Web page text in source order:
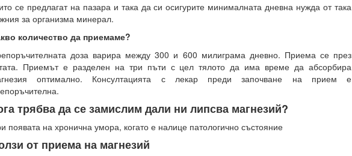
се предлагат на пазара и така да си осигурите минималната дневна нужда от така
за организма минерал.
количество да приемаме?
доза варира между 300 и 600 милиграма дневно. Приема се през
Приемът е разделен на три пъти с цел тялото да има време да абсорбира
оптимално. Консултацията с лекар преди започване на прием е
трябва да се замислим дали ни липсва магнезий?
появата на хронична умора, когато е налице патологично състояние
от приема на магнезий